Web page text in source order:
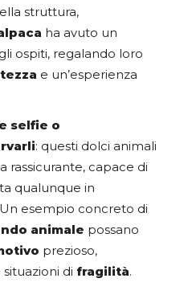
struttura,
ha avuto un
ospiti, regalando loro
e un’esperienza
selfie o
: questi dolci animali
rassicurante, capace di
qualunque in
esempio concreto di
animale possano
prezioso,
di fragilità.